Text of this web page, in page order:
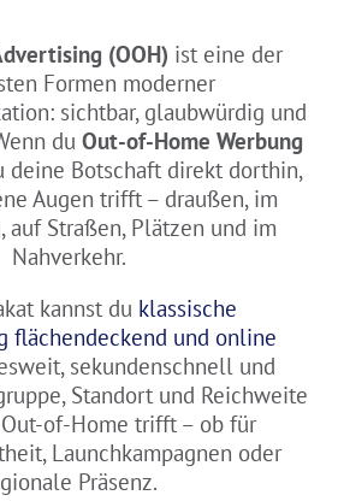
(OOH) ist eine der
Formen moderner
sichtbar, glaubwürdig und
du Out-of-Home Werbung
deine Botschaft direkt dorthin,
Augen trifft – draußen, im
auf Straßen, Plätzen und im
Nahverkehr.
kannst du klassische
flächendeckend und online
sekundenschnell und
Standort und Reichweite
of-Home trifft – ob für
Launchkampagnen oder
Präsenz.